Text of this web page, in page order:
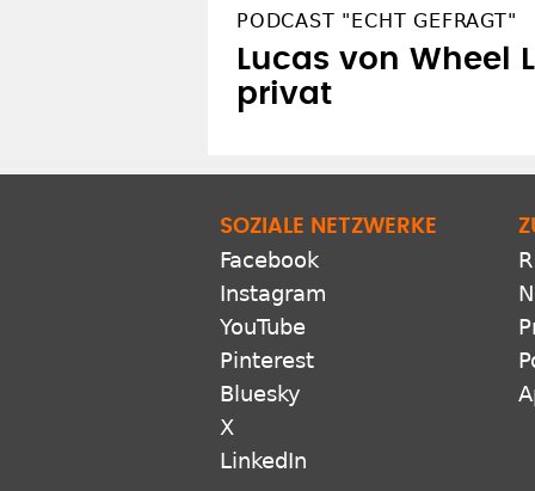
PODCAST "ECHT GEFRAGT"
Lucas von Wheel
privat
SOZIALE NETZWERKE
Facebook
Instagram
YouTube
Pinterest
Bluesky
X
LinkedIn